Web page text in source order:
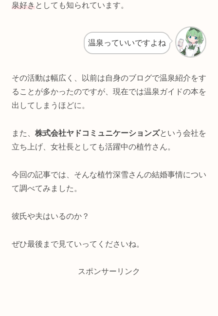
泉好きとしても知られています。
温泉っていいですよね
その活動は幅広く、以前は自身のブログで温泉紹介をす
ることが多かったのですが、現在では温泉ガイドの本を
出してしまうほどに。
また、 株式会社ヤドコミュニケーションズという会社を
立ち上げ、女社長としても活躍中の植竹さん。
今回の記事では、そんな植竹深雪さんの結婚事情につい
て調べてみました。
彼氏や夫はいるのか？
ぜひ最後まで見ていってくださいね。
スポンサーリンク